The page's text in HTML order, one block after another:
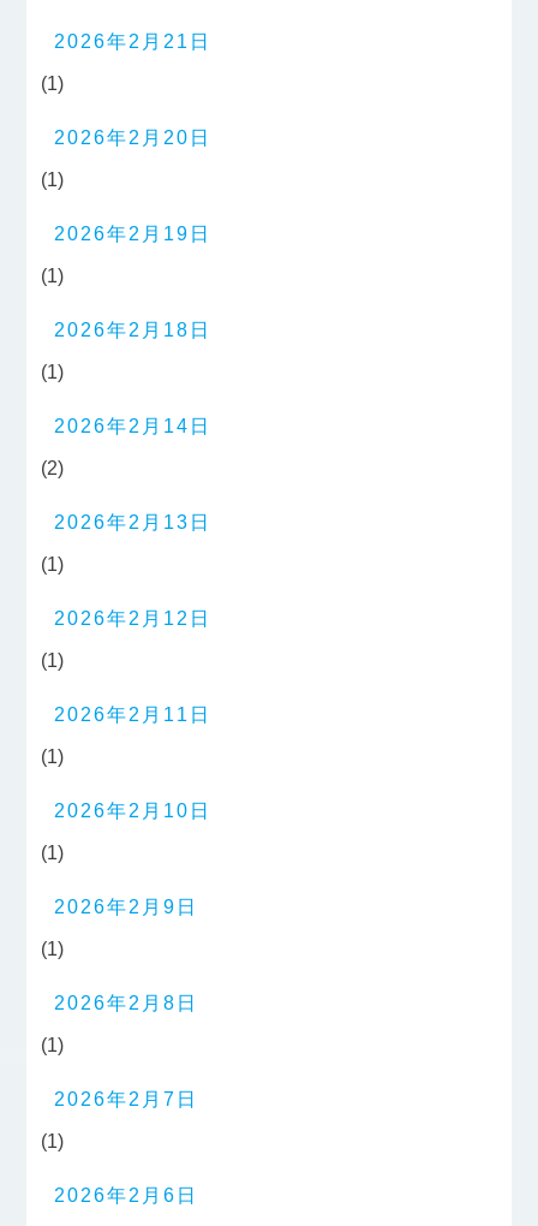
2026年2月21日
(1)
2026年2月20日
(1)
2026年2月19日
(1)
2026年2月18日
(1)
2026年2月14日
(2)
2026年2月13日
(1)
2026年2月12日
(1)
2026年2月11日
(1)
2026年2月10日
(1)
2026年2月9日
(1)
2026年2月8日
(1)
2026年2月7日
(1)
2026年2月6日